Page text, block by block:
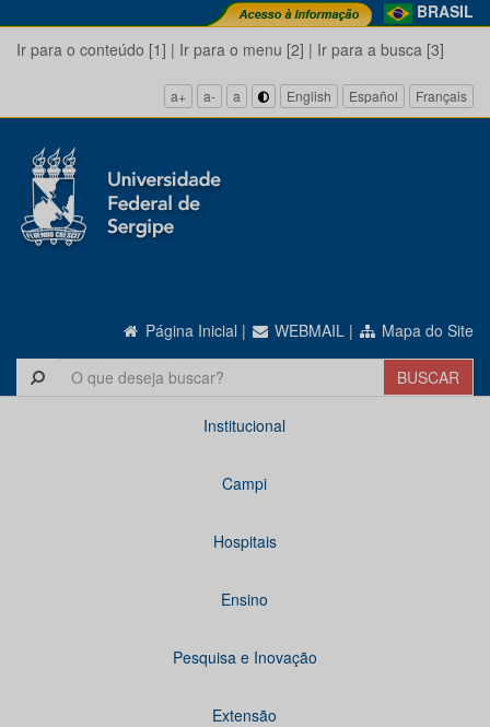
BRASIL
Ir para o conteúdo [1] | Ir para o menu [2] | Ir para a busca [3]
a+ a- a English Español Français
Página Inicial | WEBMAIL | Mapa do Site
Institucional
Campi
Hospitais
Ensino
Pesquisa e Inovação
Extensão